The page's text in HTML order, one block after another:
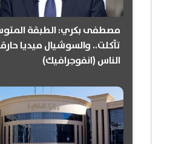
مصطفى بكري: الطبقة
تآكلت.. والسوشيال ميديا
الناس (انفوجرافيك)